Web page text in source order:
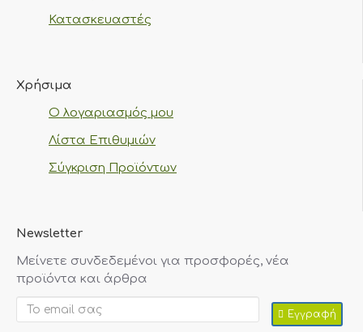
Κατασκευαστές
Χρήσιμα
Ο λογαριασμός μου
Λίστα Επιθυμιών
Σύγκριση Προϊόντων
Newsletter
Μείνετε συνδεδεμένοι για προσφορές, νέα
προϊόντα και άρθρα
Εγγραφή